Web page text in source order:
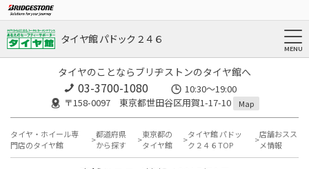
タイヤ館 パドック２４６
タイヤのことならブリヂストンのタイヤ館へ
03-3700-1080
10:30～19:00
〒158-0097 東京都世田谷区用賀1-17-10
Map
タイヤ・ホイール専
門店のタイヤ館
都道府県
から探す
東京都の
タイヤ館
タイヤ館 パドッ
ク２４６TOP
店舗おスス
メ情報